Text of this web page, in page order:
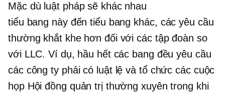
Mặc dù luật pháp sẽ khác nhau
tiểu bang này đến tiểu bang khác, các yêu cầu
thường khắt khe hơn đối với các tập đoàn so
với LLC. Ví dụ, hầu hết các bang đều yêu cầu
các công ty phải có luật lệ và tổ chức các cuộc
họp Hội đồng quản trị thường xuyên trong khi